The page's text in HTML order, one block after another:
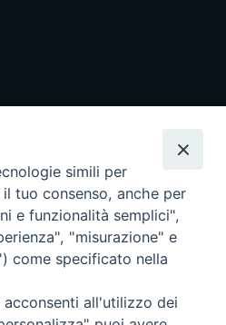
Tutti i diritti riservati - Vita
simili per
tuo consenso, anche per
e funzionalità semplici",
"misurazione" e
come specificato nella
all'utilizzo dei